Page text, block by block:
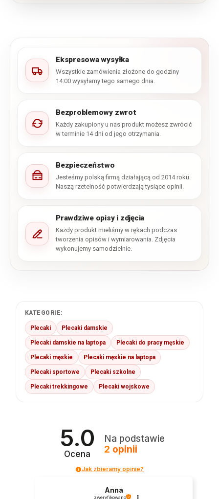
Ekspresowa wysyłka
Wszystkie zamówienia złożone do godziny
14:00 wysyłamy tego samego dnia.
Bezproblemowy zwrot
Każdy zakupiony u nas produkt możesz zwrócić
w terminie 14 dni od jego otrzymania.
Bezpieczeństwo
Jesteśmy polską firmą działającą od 2014 roku.
Naszą rzetelność potwierdzają tysiące opinii.
Prawdziwe opisy i zdjęcia
Każdy produkt mieliśmy w rękach podczas
tworzenia opisów i wymiarowania. Zdjęcia
wykonujemy samodzielnie.
KATEGORIE:
Plecaki Plecaki damskie
Plecaki damskie na laptopa Plecaki do pracy męskie
Plecaki męskie Plecaki męskie na laptopa
Plecaki sportowe Plecaki szkolne
Plecaki trekkingowe Plecaki wojskowe
5.0
Ocena
Na podstawie
2 opinii
Jak zbieramy opinie?
Anna
zweryfikowano